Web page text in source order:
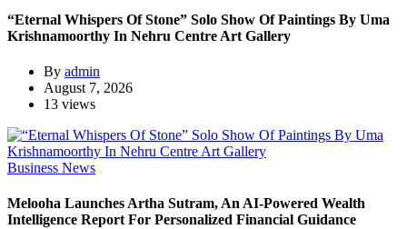
“Eternal Whispers Of Stone” Solo Show Of Paintings By Uma
Krishnamoorthy In Nehru Centre Art Gallery
By admin
August 7, 2026
13 views
Business News
Melooha Launches Artha Sutram, An AI-Powered Wealth
Intelligence Report For Personalized Financial Guidance